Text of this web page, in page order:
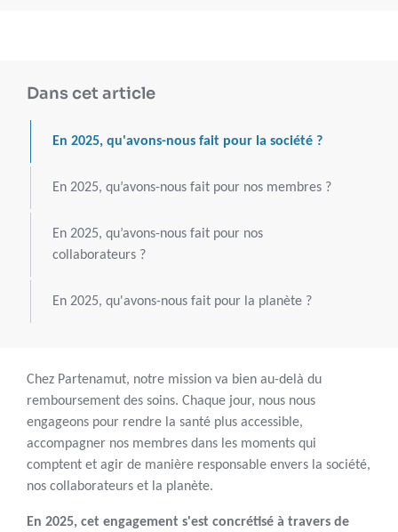
Dans cet article
En 2025, qu'avons-nous fait pour la société ?
En 2025, qu’avons-nous fait pour nos membres ?
En 2025, qu’avons-nous fait pour nos
collaborateurs ?
En 2025, qu'avons-nous fait pour la planète ?
Chez Partenamut, notre mission va bien au-delà du
remboursement des soins. Chaque jour, nous nous
engageons pour rendre la santé plus accessible,
accompagner nos membres dans les moments qui
comptent et agir de manière responsable envers la société,
nos collaborateurs et la planète.
En 2025, cet engagement s'est concrétisé à travers de